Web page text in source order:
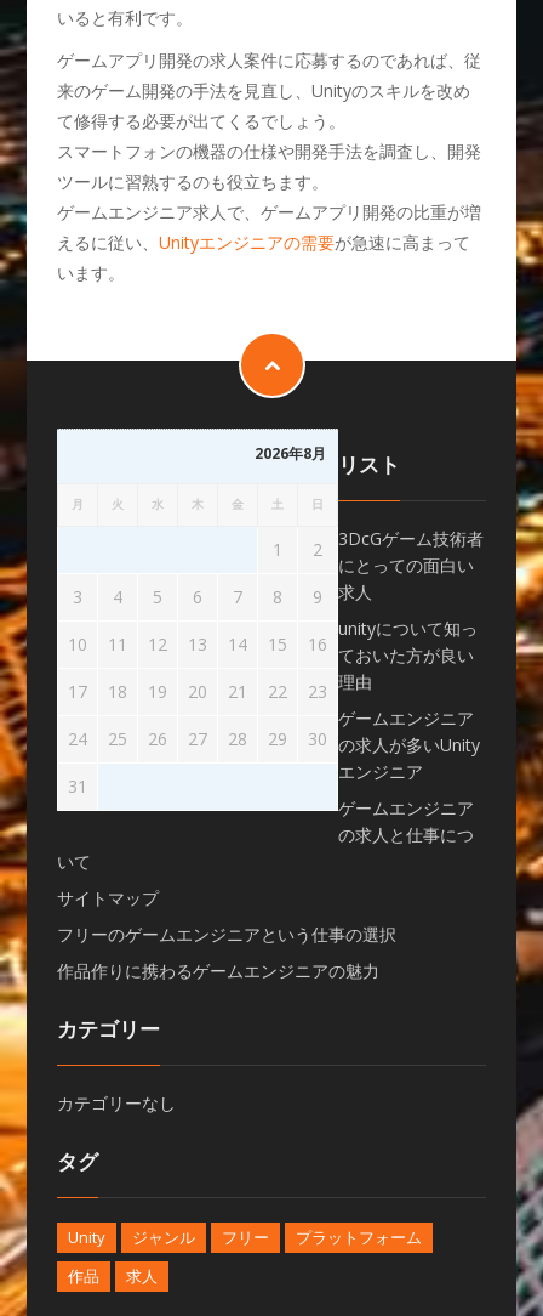
いると有利です。
ゲームアプリ開発の求人案件に応募するのであれば、従
来のゲーム開発の手法を見直し、Unityのスキルを改め
て修得する必要が出てくるでしょう。
スマートフォンの機器の仕様や開発手法を調査し、開発
ツールに習熟するのも役立ちます。
ゲームエンジニア求人で、ゲームアプリ開発の比重が増
えるに従い、Unityエンジニアの需要が急速に高まって
います。
2026年8月
月 火 水 木 金 土 日
1 2
3 4 5 6 7 8 9
10 11 12 13 14 15 16
17 18 19 20 21 22 23
24 25 26 27 28 29 30
31
リスト
3DcGゲーム技術者
にとっての面白い
求人
unityについて知っ
ておいた方が良い
理由
ゲームエンジニア
の求人が多いUnity
エンジニア
ゲームエンジニア
の求人と仕事につ
いて
サイトマップ
フリーのゲームエンジニアという仕事の選択
作品作りに携わるゲームエンジニアの魅力
カテゴリー
カテゴリーなし
タグ
Unity ジャンル フリー
プラットフォーム
作品
求人